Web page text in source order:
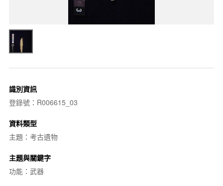
識別資訊
登錄號：R006615_03
資料類型
主題：考古遺物
主題與關鍵字
功能：武器